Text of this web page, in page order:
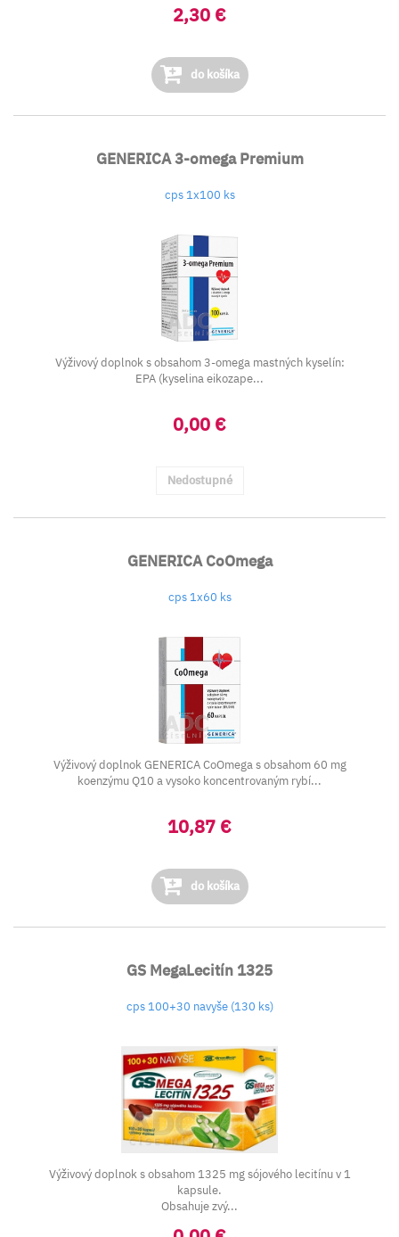
2,30 €
do košíka
GENERICA 3-omega Premium
cps 1x100 ks
Výživový doplnok s obsahom 3-omega mastných kyselín:
EPA (kyselina eikozape...
0,00 €
Nedostupné
GENERICA CoOmega
cps 1x60 ks
Výživový doplnok GENERICA CoOmega s obsahom 60 mg
koenzýmu Q10 a vysoko koncentrovaným rybí...
10,87 €
do košíka
GS MegaLecitín 1325
cps 100+30 navyše (130 ks)
Výživový doplnok s obsahom 1325 mg sójového lecitínu v 1
kapsule.
Obsahuje zvý...